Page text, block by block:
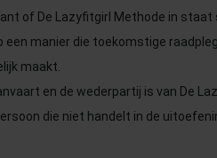
of De Lazyfitgirl Methode in
manier die toekomstige
maakt.
en de wederpartij is van De
die niet handelt in de